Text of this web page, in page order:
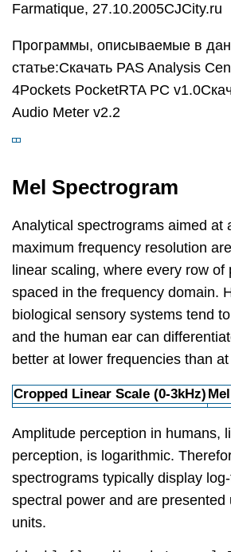
Farmatique, 27.10.2005CJCity.ru
Программы, описываемые в
статье:Скачать PAS Analysis
4Pockets PocketRTA PC
Audio Meter v2.2
Mel Spectrogram
Analytical spectrograms aimed at
maximum frequency resolution
linear scaling, where every row of
spaced in the frequency domain.
biological sensory systems tend
and the human ear can
better at lower frequencies than
Cropped Linear Scale (0-3kHz)
Amplitude perception in humans,
perception, is logarithmic.
spectrograms typically display
spectral power and are presented
units.